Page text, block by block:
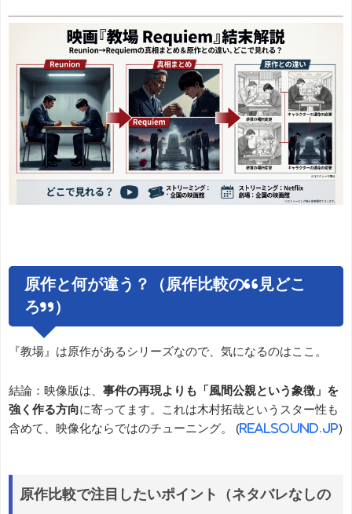
原作と何が違う？（原作比較の“見どこ
ろ”）
『教場』は原作があるシリーズなので、気になるのはここ。
結論：映像版は、 事件の再現よりも「風間公親という象徴」を
強く作る方向に寄ってます。これは木村拓哉というスター性も
含めて、映像化ならではのチューニング。 (realsound.jp)
原作比較で注目したいポイント（ネタバレなしの